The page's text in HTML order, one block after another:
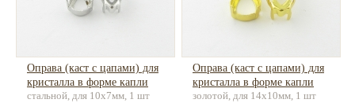
Оправа (каст с цапами) для
кристалла в форме капли
стальной, для 10х7мм, 1 шт
Оправа (каст с цапами) для
кристалла в форме капли
золотой, для 14х10мм, 1 шт